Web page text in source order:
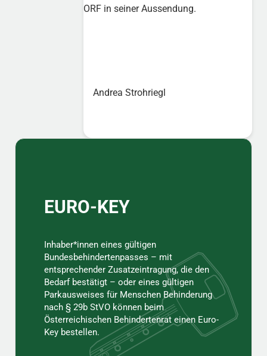
ORF in seiner Aussendung.
Andrea Strohriegl
Sidebar
EURO-KEY
Inhaber*innen eines gültigen
Bundesbehindertenpasses – mit
entsprechender Zusatzeintragung, die den
Bedarf bestätigt – oder eines gültigen
Parkausweises für Menschen Behinderung
nach § 29b StVO können beim
Österreichischen Behindertenrat einen Euro-
Key bestellen.